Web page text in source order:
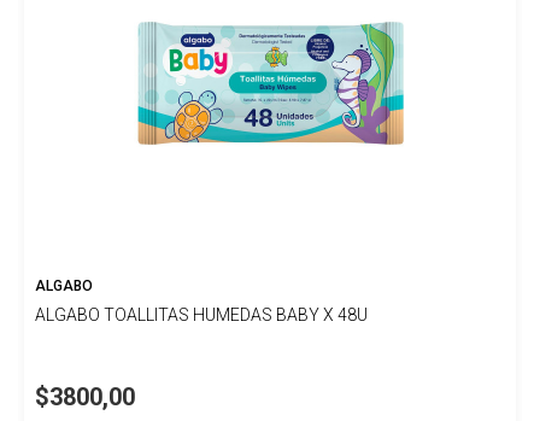
ALGABO
ALGABO TOALLITAS HUMEDAS BABY X 48U
$3800,00